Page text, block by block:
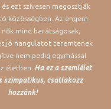
ezt szívesen megosztják
közösségben. Az engem
nők mind barátságosak,
jó hangulatot teremtenek
nem pedig egymással
életben. Ha ez a szemlélet
szimpatikus, csatlakozz
hozzánk!